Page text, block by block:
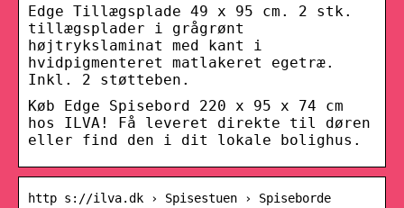
Edge Tillægsplade 49 x 95 cm. 2 stk.
tillægsplader i grågrønt
højtrykslaminat med kant i
hvidpigmenteret matlakeret egetræ.
Inkl. 2 støtteben.
Køb Edge Spisebord 220 x 95 x 74 cm
hos ILVA! Få leveret direkte til døren
eller find den i dit lokale bolighus.
http s://ilva.dk › Spisestuen › Spiseborde